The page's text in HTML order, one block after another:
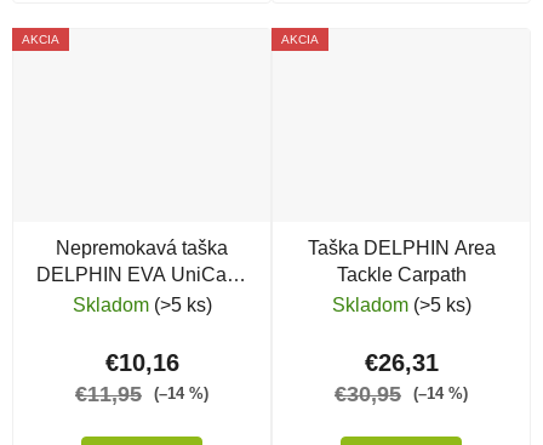
AKCIA
Nepremokavá taška
DELPHIN EVA UniCase
XL
Skladom (>5 ks)
€10,16
€11,95 (–14 %)
AKCIA
Taška DELPHIN Area
Tackle Carpath
Skladom (>5 ks)
€26,31
€30,95 (–14 %)